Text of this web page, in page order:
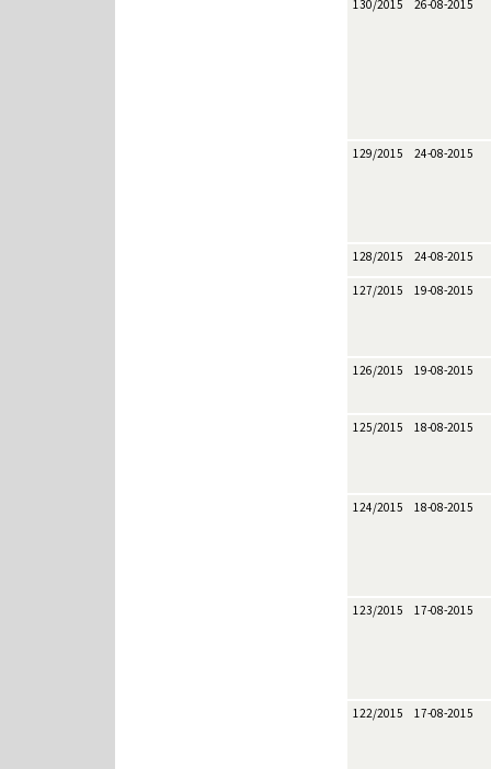
130/2015 26-08-2015
129/2015 24-08-2015
128/2015 24-08-2015
127/2015 19-08-2015
126/2015 19-08-2015
125/2015 18-08-2015
124/2015 18-08-2015
123/2015 17-08-2015
122/2015 17-08-2015